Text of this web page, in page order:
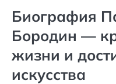
Биография
Бородин —
жизни и
искусства